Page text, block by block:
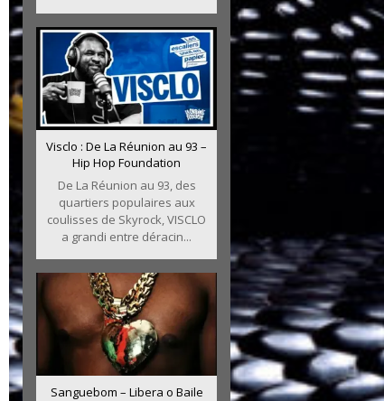
Visclo : De La Réunion au 93 –
Hip Hop Foundation
De La Réunion au 93, des
quartiers populaires aux
coulisses de Skyrock, VISCLO
a grandi entre déracin...
Sanguebom – Libera o Baile